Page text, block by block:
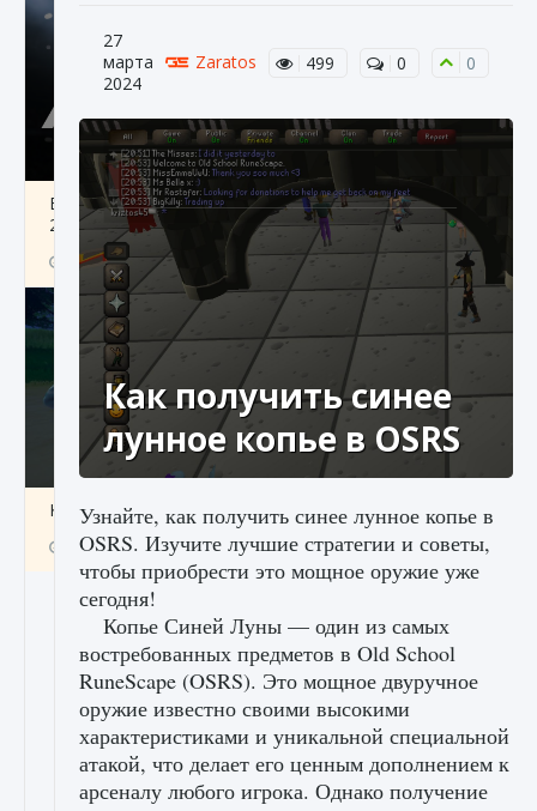
Все новые функции Ultimate Team в EA FC
25
9 августа 2024 1 297
Как включить чат в Fortnite
9 августа 2024 1 335 0 0
27
марта
2024
Zaratos 499 0 0
Как получить синее
лунное копье в OSRS
Узнайте, как получить синее лунное копье в
OSRS. Изучите лучшие стратегии и советы,
чтобы приобрести это мощное оружие уже
сегодня!
Копье Синей Луны — один из самых
востребованных предметов в Old School
RuneScape (OSRS). Это мощное двуручное
оружие известно своими высокими
характеристиками и уникальной специальной
атакой, что делает его ценным дополнением к
арсеналу любого игрока. Однако получение